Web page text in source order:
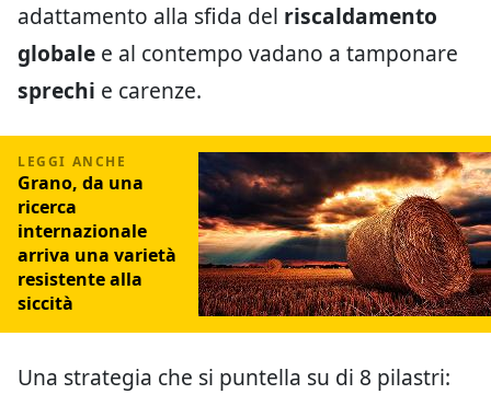
adattamento alla sfida del riscaldamento
globale e al contempo vadano a tamponare
sprechi e carenze.
Grano, da una
ricerca
internazionale
arriva una varietà
resistente alla
siccità
Una strategia che si puntella su di 8 pilastri: